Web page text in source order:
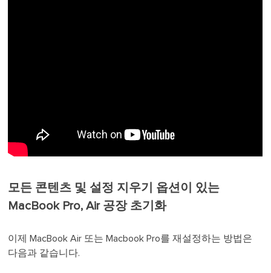
모든 콘텐츠 및 설정 지우기 옵션이 있는
MacBook Pro, Air 공장 초기화
이제 MacBook Air 또는 Macbook Pro를 재설정하는 방법은
다음과 같습니다.